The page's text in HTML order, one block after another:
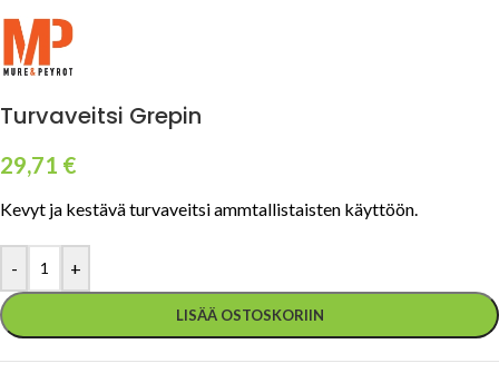
Turvaveitsi Grepin
29,71 €
Kevyt ja kestävä turvaveitsi ammtallistaisten käyttöön.
- +
LISÄÄ OSTOSKORIIN